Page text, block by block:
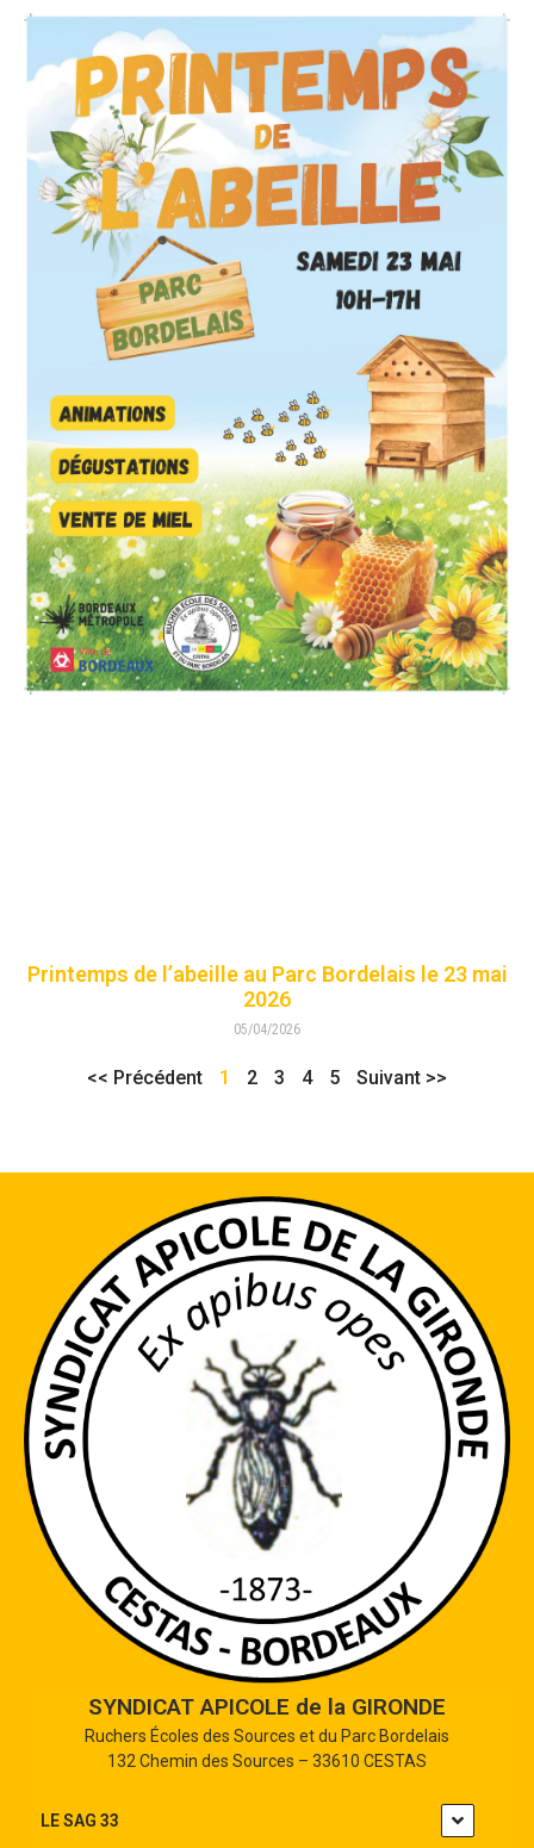
Printemps de l’abeille au Parc Bordelais le 23 mai
2026
05/04/2026
<< Précédent 1 2 3 4 5 Suivant >>
SYNDICAT APICOLE de la GIRONDE
Ruchers Écoles des Sources et du Parc Bordelais
132 Chemin des Sources – 33610 CESTAS
LE SAG 33